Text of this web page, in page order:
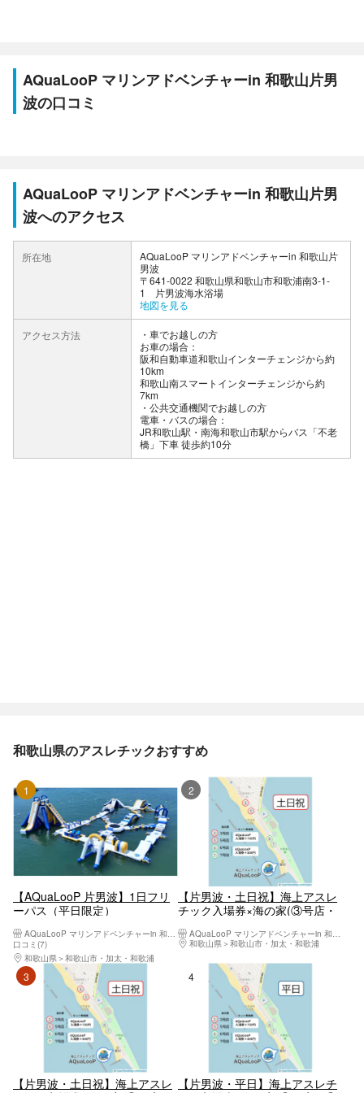
AQuaLooP マリンアドベンチャーin 和歌山片男
波の口コミ
AQuaLooP マリンアドベンチャーin 和歌山片男
波へのアクセス
所在地
AQuaLooP マリンアドベンチャーin 和歌山片
男波
〒641-0022 和歌山県和歌山市和歌浦南3-1-
1 片男波海水浴場
地図を見る
アクセス方法
車でお越しの方
お車の場合：
阪和自動車道和歌山インターチェンジから約
10km
和歌山南スマートインターチェンジから約
7km
公共交通機関でお越しの方
電車・バスの場合：
JR和歌山駅・南海和歌山市駅からバス「不老
橋」下車 徒歩約10分
和歌山県のアスレチックおすすめ
1位
【AQuaLooP 片男波】1日フリ
ーパス（平日限定）
AQuaLooP マリンアドベンチャーin 和歌山片男波
口コミ(7)
和歌山県
和歌山市・加太・和歌浦
2位
【片男波・土日祝】海上アスレ
チック入場券×海の家(③号店・
ンつき
AQuaLooP マリンアドベンチャーin 和歌山片男波
和歌山県
和歌山市・加太・和歌浦
3位
【片男波・土日祝】海上アスレ
4位
【片男波・平日】海上アスレチ